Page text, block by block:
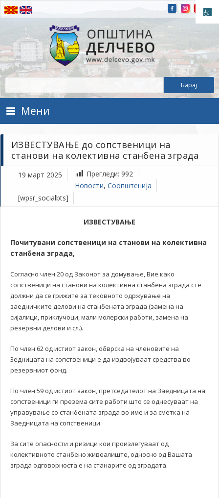
Прескокнете на содржината
Општина Делчево
Општина Делчево
Мени
ИЗВЕСТУВАЊЕ до сопственици на
станови на колективна станбена зграда
19 март 2025 Прегледи: 992
Новости, Соопштенија
[wpsr_socialbts]
ИЗВЕСТУВАЊЕ
Почитувани сопственици на станови на колективна
станбена зграда,
Согласно член 20 од Законот за домување, Вие како
сопственици на станови на колективна станбена зграда сте
должни да се грижите за тековното одржување на
заедничките делови на станбената зграда (замена на
сијалици, приклучоци, мали молерски работи, замена на
резервни делови и сл.).
По член 62 од истиот закон, обврска на членовите на
3едницата на сопственици е да издвојуваат средства во
резервниот фонд.
По член 59 од истиот закон, претседателот на Заедницата на
сопственици ги презема сите работи што се однесуваат на
управување со станбената зграда во име и за сметка на
Заедницата на сопственици.
За сите опасности и ризици кои произлегуваат од
колективното станбено живеалиште, односно од Вашата
зграда одговорноста е на станарите од зградата.